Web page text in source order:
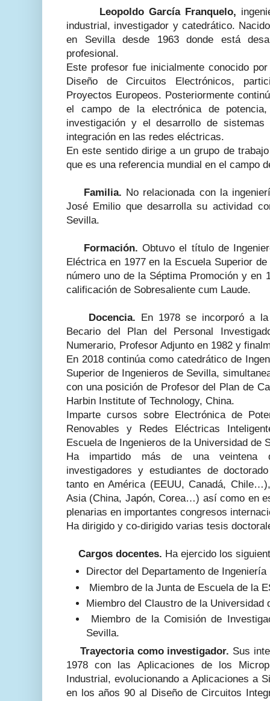
Leopoldo García Franquelo,
industrial, investigador y catedrático.
en Sevilla desde 1963 donde está
profesional.
Este profesor fue inicialmente conocido
Diseño de Circuitos Electrónicos,
Proyectos Europeos. Posteriormente
el campo de la electrónica de
investigación y el desarrollo de
integración en las redes eléctricas.
En este sentido dirige a un grupo de
que es una referencia mundial en el campo
Familia. No relacionada con la
José Emilio que desarrolla su actividad
Sevilla.
Formación.Obtuvo el título de
Eléctrica en 1977 en la Escuela Superior
número uno de la Séptima Promoción y en
calificación de Sobresaliente cum Laude.
Docencia. En 1978 se incorporó a
Becario del Plan del Personal
Numerario, Profesor Adjunto en 1982 y
En 2018 continúa como catedrático de
Superior de Ingenieros de Sevilla,
con una posición de Profesor del Plan de
Harbin Institute of Technology, China.
Imparte cursos sobre Electrónica de
Renovables y Redes Eléctricas
Escuela de Ingenieros de la Universidad de
Ha impartido más de una veintena
investigadores y estudiantes de
tanto en América (EEUU, Canadá,
Asia (China, Japón, Corea…) así como en
plenarias en importantes congresos
Ha dirigido y co-dirigido varias tesis
Cargos docentes. Ha ejercido los
Director del Departamento de
Miembro de la Junta de Escuela de la
Miembro del Claustro de la Universidad
Miembro de la Comisión de
Sevilla.
Trayectoria como investigador. Sus
1978 con las Aplicaciones de los
Industrial, evolucionando a Aplicaciones a
en los años 90 al Diseño de Circuitos